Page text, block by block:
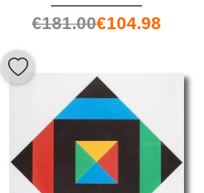
€181.00€104.98